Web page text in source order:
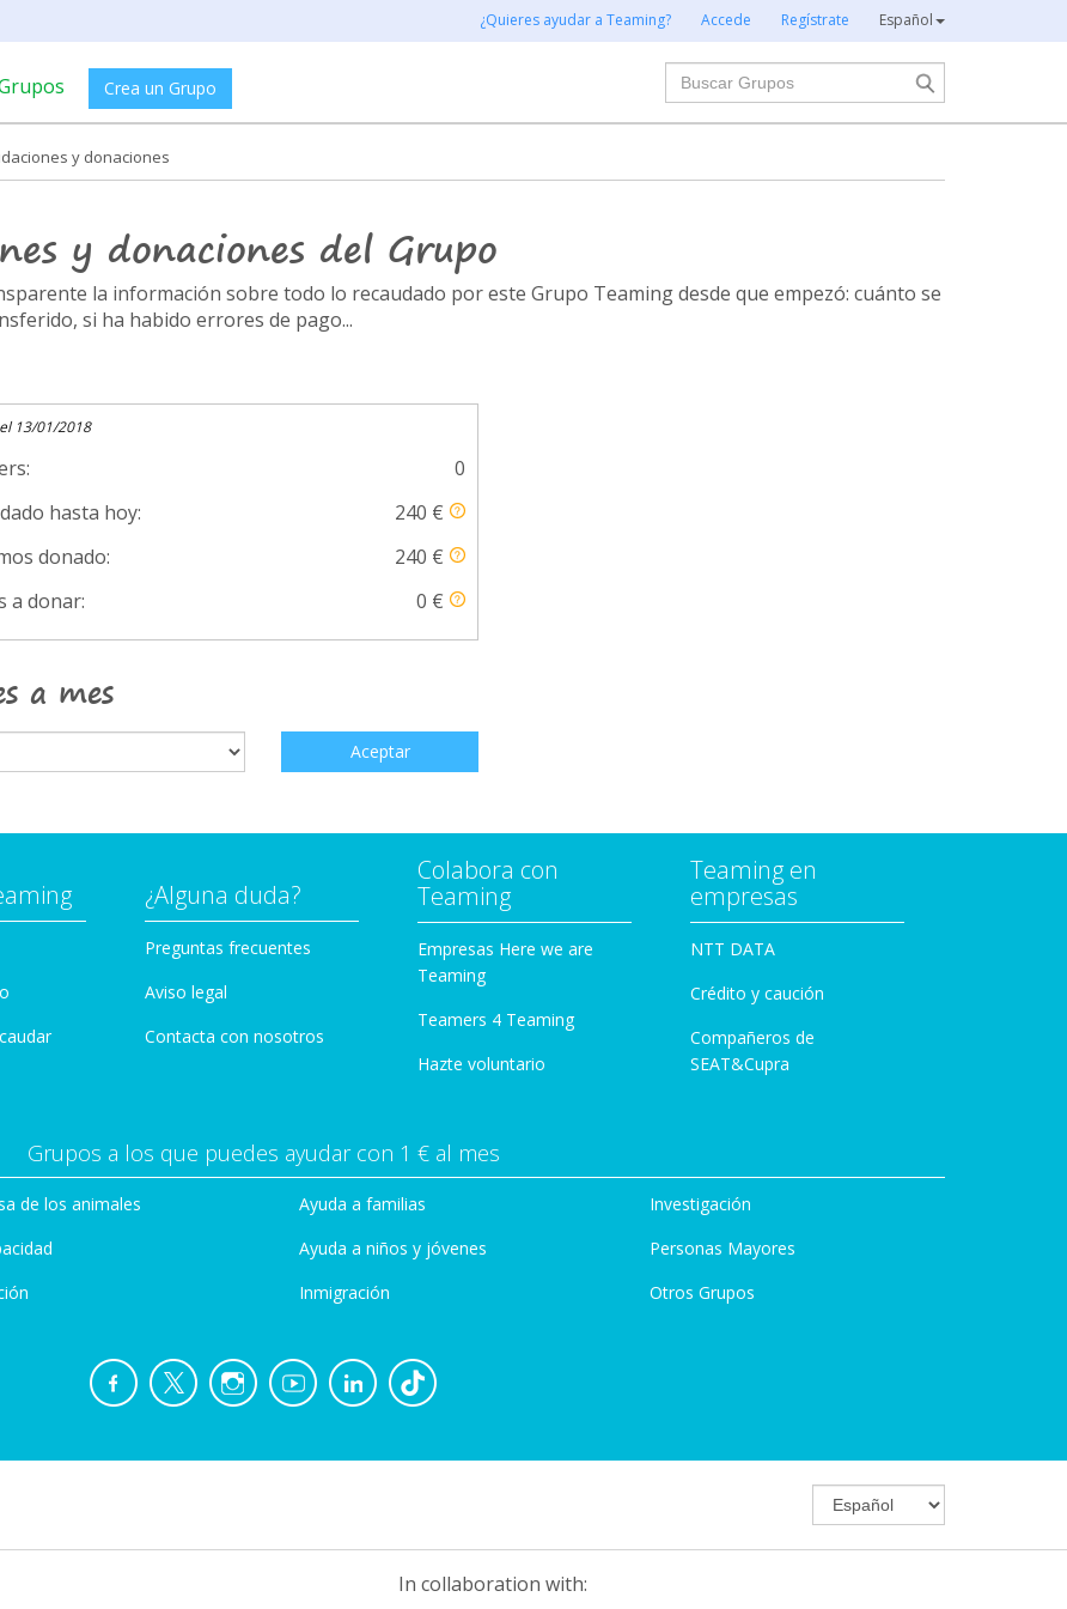
¿Quieres ayudar a Teaming? Accede Regístrate Español
Crea un Grupo
Buscar
y donaciones
y donaciones del Grupo
la información sobre todo lo recaudado por este Grupo Teaming desde que empezó: cuánto se
si ha habido errores de pago...
13/01/2018
0
hasta hoy:
240 €
donado:
240 €
a donar:
0 €
a mes
Aceptar
¿Alguna duda?
Preguntas frecuentes
Aviso legal
Contacta con nosotros
Colabora con
Teaming
Empresas Here we are
Teaming
Teamers 4 Teaming
Hazte voluntario
Teaming en
empresas
NTT DATA
Crédito y caución
Compañeros de
SEAT&Cupra
Grupos a los que puedes ayudar con 1 € al mes
de los animales
Ayuda a familias
Ayuda a niños y jóvenes
Inmigración
Investigación
Personas Mayores
Otros Grupos
In collaboration with: